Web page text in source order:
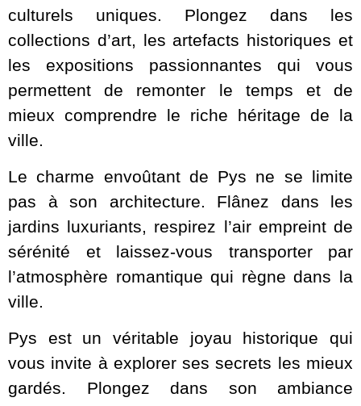
culturels uniques. Plongez dans les
collections d’art, les artefacts historiques et
les expositions passionnantes qui vous
permettent de remonter le temps et de
mieux comprendre le riche héritage de la
ville.
Le charme envoûtant de Pys ne se limite
pas à son architecture. Flânez dans les
jardins luxuriants, respirez l’air empreint de
sérénité et laissez-vous transporter par
l’atmosphère romantique qui règne dans la
ville.
Pys est un véritable joyau historique qui
vous invite à explorer ses secrets les mieux
gardés. Plongez dans son ambiance